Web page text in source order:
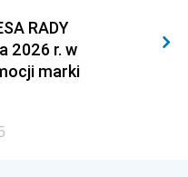
2009
2006
RADY
2026 r. w
marki